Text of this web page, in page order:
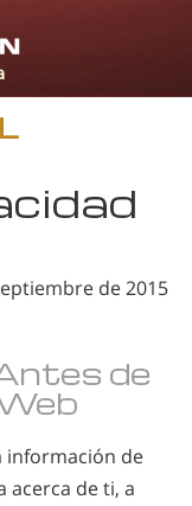
Regiones/Idiomas
de 2015
de
información de
acerca de ti, a